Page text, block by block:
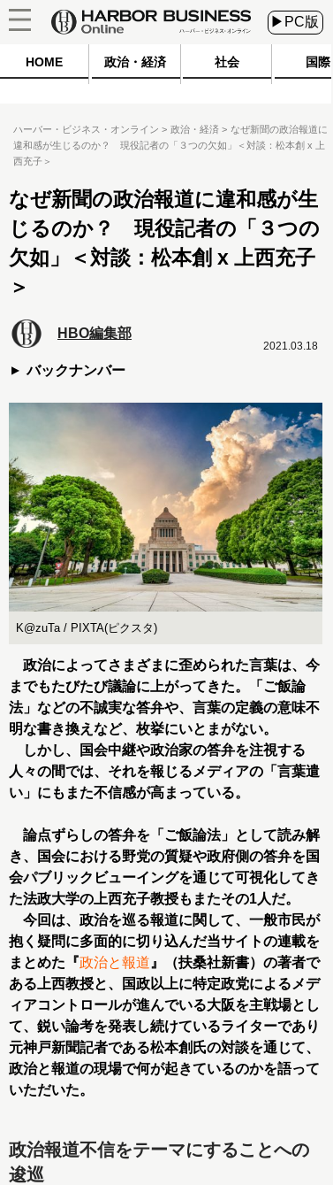
▶PC版
HOME 政治・経済 社会 国際
ハーバー・ビジネス・オンライン 政治・経済
なぜ新聞の政治報道に
違和感が生じるのか？ 現役記者の「３つの欠如」＜対談：松本創 x 上
西充子＞
なぜ新聞の政治報道に違和感が生
じるのか？ 現役記者の「３つの
欠如」＜対談：松本創 x 上西充子
＞
HBO編集部
バックナンバー
2021.03.18
K@zuTa / PIXTA(ピクスタ)
政治によってさまざまに歪められた言葉は、今
までもたびたび議論に上がってきた。「ご飯論
法」などの不誠実な答弁や、言葉の定義の意味不
明な書き換えなど、枚挙にいとまがない。
しかし、国会中継や政治家の答弁を注視する
人々の間では、それを報じるメディアの「言葉遣
い」にもまた不信感が高まっている。
論点ずらしの答弁を「ご飯論法」として読み解
き、国会における野党の質疑や政府側の答弁を国
会パブリックビューイングを通じて可視化してき
た法政大学の上西充子教授もまたその1人だ。
今回は、政治を巡る報道に関して、一般市民が
抱く疑問に多面的に切り込んだ当サイトの連載を
まとめた『政治と報道 』（扶桑社新書）の著者で
ある上西教授と、国政以上に特定政党によるメデ
ィアコントロールが進んでいる大阪を主戦場とし
て、鋭い論考を発表し続けているライターであり
元神戸新聞記者である松本創氏の対談を通じて、
政治と報道の現場で何が起きているのかを語って
いただいた。
政治報道不信をテーマにすることへの
逡巡